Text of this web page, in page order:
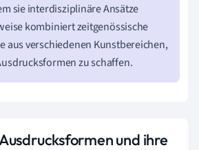
sie interdisziplinäre Ansätze
kombiniert zeitgenössische
aus verschiedenen Kunstbereichen,
zu schaffen.
und ihre